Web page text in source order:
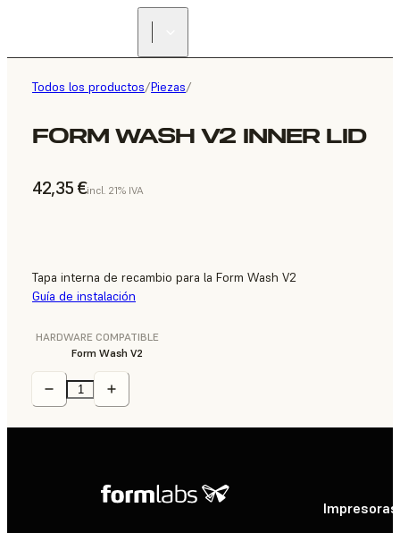
Todos los productos/Piezas/
FORM WASH V2 INNER LID
42,35 €incl. 21% IVA
Tapa interna de recambio para la Form Wash V2
Guía de instalación
HARDWARE COMPATIBLE
Form Wash V2
Impresoras